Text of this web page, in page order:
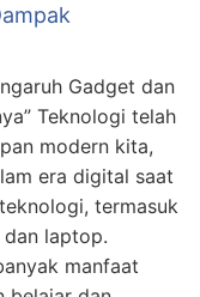
Gadget dan
Teknologi telah
modern kita,
era digital saat
termasuk
laptop.
manfaat